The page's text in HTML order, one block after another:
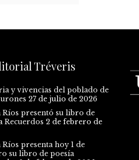
Tréveris
y vivencias del poblado de
27 de julio de 2026
Ríos presentó su libro de
Recuerdos 2 de febrero de
presenta hoy 1 de
su libro de poesía